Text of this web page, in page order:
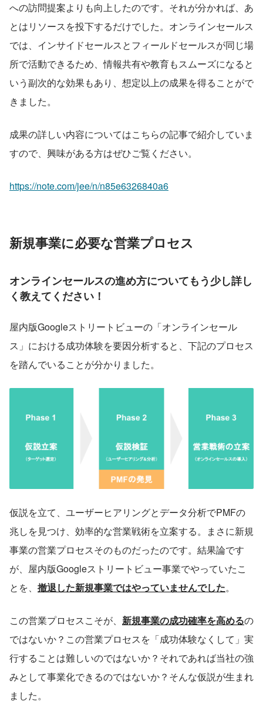
への訪問提案よりも向上したのです。それが分かれば、あ
とはリソースを投下するだけでした。オンラインセールス
では、インサイドセールスとフィールドセールスが同じ場
所で活動できるため、情報共有や教育もスムーズになると
いう副次的な効果もあり、想定以上の成果を得ることがで
きました。
成果の詳しい内容についてはこちらの記事で紹介していま
すので、興味がある方はぜひご覧ください。
https://note.com/jee/n/n85e6326840a6
新規事業に必要な営業プロセス
オンラインセールスの進め方についてもう少し詳し
く教えてください！
屋内版Googleストリートビューの「オンラインセール
ス」における成功体験を要因分析すると、下記のプロセス
を踏んでいることが分かりました。
仮説を立て、ユーザーヒアリングとデータ分析でPMFの
兆しを見つけ、効率的な営業戦術を立案する。まさに新規
事業の営業プロセスそのものだったのです。結果論です
が、屋内版Googleストリートビュー事業でやっていたこ
とを、 撤退した新規事業ではやっていませんでした。
この営業プロセスこそが、 新規事業の成功確率を高めるの
ではないか？この営業プロセスを「成功体験なくして」実
行することは難しいのではないか？それであれば当社の強
みとして事業化できるのではないか？そんな仮説が生まれ
ました。